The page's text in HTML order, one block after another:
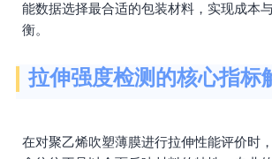
能数据选择最合适的包装材料，实现成本
衡。
拉伸强度检测的核心指标
在对聚乙烯吹塑薄膜进行拉伸性能评价时